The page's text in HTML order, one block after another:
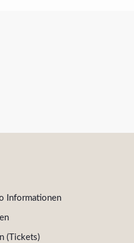
Informationen
(Tickets)